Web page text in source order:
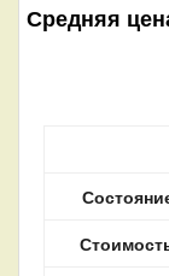
Средняя